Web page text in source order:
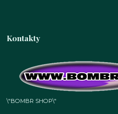
Kontakty
\"BOMBR SHOP\"